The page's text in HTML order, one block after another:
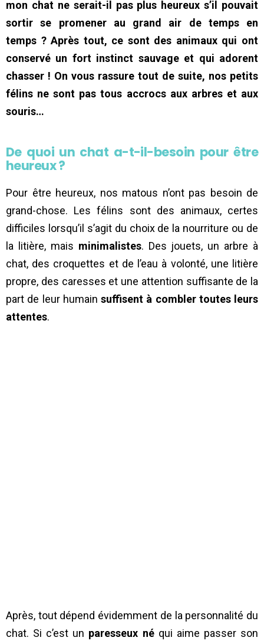
mon chat ne serait-il pas plus heureux s’il pouvait
sortir se promener au grand air de temps en
temps ? Après tout, ce sont des animaux qui ont
conservé un fort instinct sauvage et qui adorent
chasser ! On vous rassure tout de suite, nos petits
félins ne sont pas tous accrocs aux arbres et aux
souris…
De quoi un chat a-t-il-besoin pour être
heureux ?
Pour être heureux, nos matous n’ont pas besoin de
grand-chose. Les félins sont des animaux, certes
difficiles lorsqu’il s’agit du choix de la nourriture ou de
la litière, mais minimalistes. Des jouets, un arbre à
chat, des croquettes et de l’eau à volonté, une litière
propre, des caresses et une attention suffisante de la
part de leur humain suffisent à combler toutes leurs
attentes.
Après, tout dépend évidemment de la personnalité du
chat. Si c’est un paresseux néqui aime passer son